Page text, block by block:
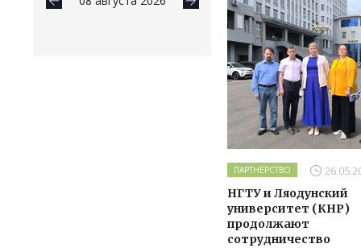
ПАРТНЁРСТВО
НГТУ и Ляодунский
университет (КНР)
продолжают
сотрудничество